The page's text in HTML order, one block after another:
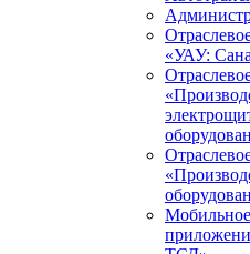
«УАУ:
Мобильное